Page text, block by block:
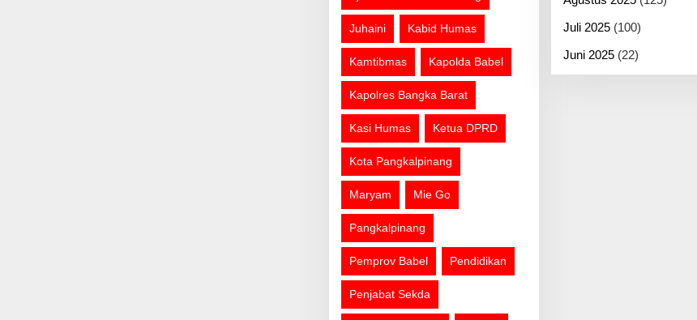
Juhaini Kabid Humas
Kamtibmas Kapolda Babel
Kapolres Bangka Barat
Kasi Humas Ketua DPRD
Kota Pangkalpinang
Maryam Mie Go
Pangkalpinang
Pemprov Babel Pendidikan
Penjabat Sekda
Juli 2025(100)
Juni 2025(22)